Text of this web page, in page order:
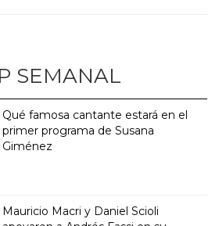
SEMANAL
Qué famosa cantante estará en el
primer programa de Susana
Giménez
Mauricio Macri y Daniel Scioli